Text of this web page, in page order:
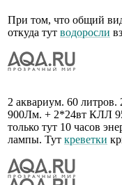
При том, что общий
откуда тут водоросли
2 аквариум. 60 литров.
900Лм. + 2*24вт КЛЛ
только тут 10 часов
лампы. Тут креветки